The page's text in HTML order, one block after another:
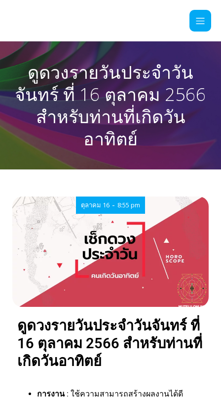
ดูดวงรายวันประจำวัน
จันทร์ ที่ 16 ตุลาคม 2566
สำหรับท่านที่เกิดวัน
อาทิตย์
ตุลาคม 16 - 8:55 pm
ดูดวงรายวันประจำวันจันทร์ ที่
16 ตุลาคม 2566 สำหรับท่านที่
เกิดวันอาทิตย์
การงาน : ใช้ความสามารถสร้างผลงานได้ดี